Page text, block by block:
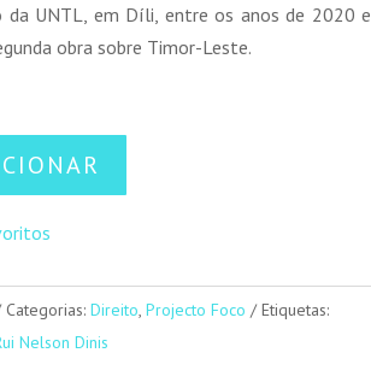
da UNTL, em Díli, entre os anos de 2020 e
obra sobre Timor-Leste.
Categorias: Direito Projecto Foco
Etiquetas:
Nelson Dinis